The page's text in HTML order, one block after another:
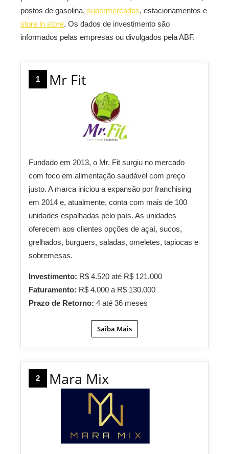
postos de gasolina, supermercados, estacionamentos e
store in store. Os dados de investimento são
informados pelas empresas ou divulgados pela ABF.
1 Mr Fit
Fundado em 2013, o Mr. Fit surgiu no mercado
com foco em alimentação saudável com preço
justo. A marca iniciou a expansão por franchising
em 2014 e, atualmente, conta com mais de 100
unidades espalhadas pelo país. As unidades
oferecem aos clientes opções de açaí, sucos,
grelhados, burguers, saladas, omeletes, tapiocas e
sobremesas.
Investimento: R$ 4.520 até R$ 121.000
Faturamento: R$ 4.000 a R$ 130.000
Prazo de Retorno: 4 até 36 meses
Saiba Mais
2 Mara Mix